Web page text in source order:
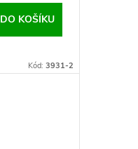
DO KOŠÍKU
Kód: 3931-2